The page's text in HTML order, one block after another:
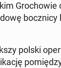
bocz­ni­cy
polski